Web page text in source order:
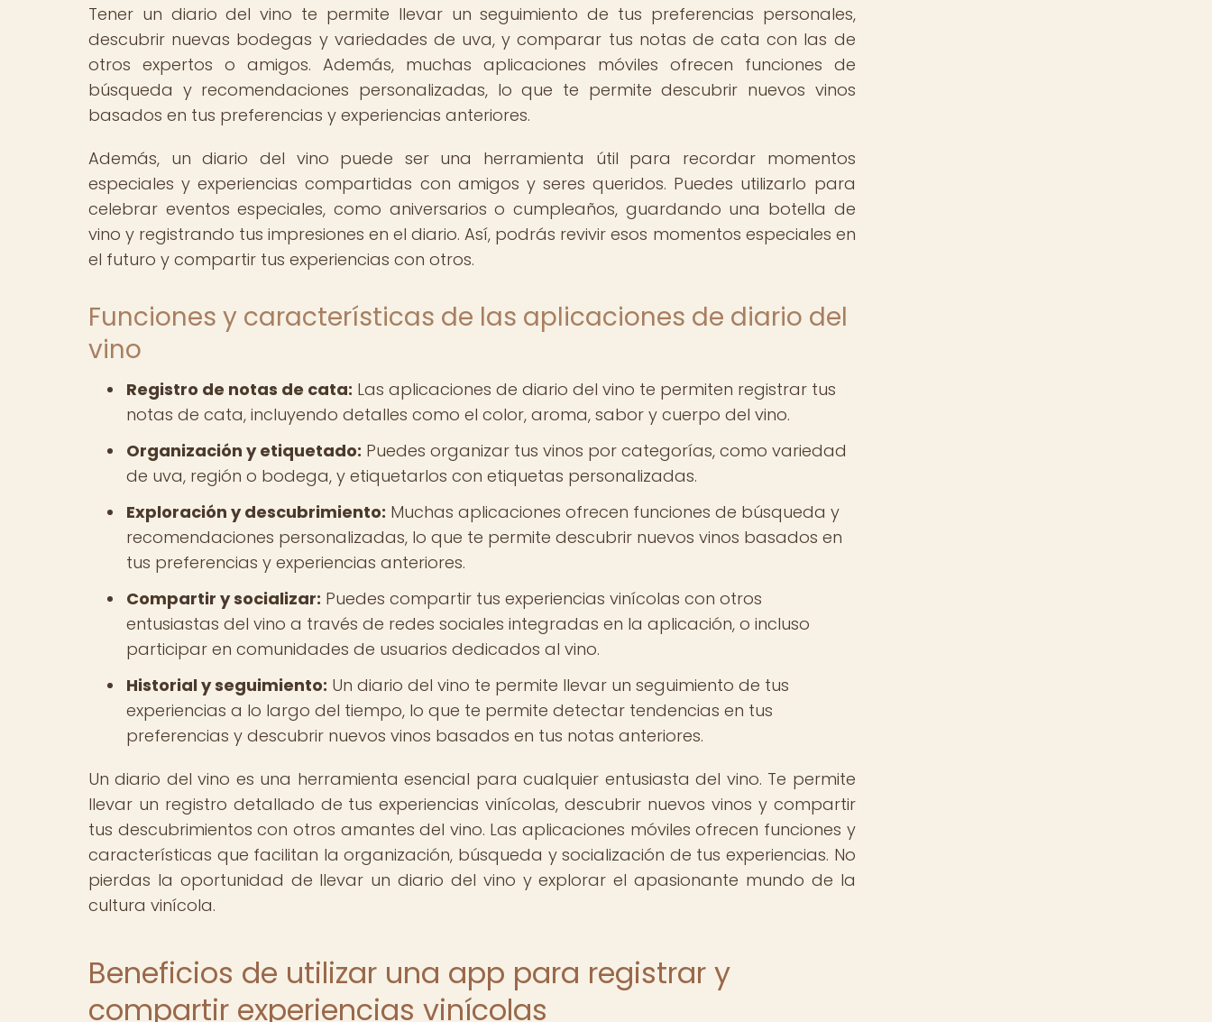
Tener un diario del vino te permite llevar un seguimiento de tus preferencias personales,
descubrir nuevas bodegas y variedades de uva, y comparar tus notas de cata con las de
otros expertos o amigos. Además, muchas aplicaciones móviles ofrecen funciones de
búsqueda y recomendaciones personalizadas, lo que te permite descubrir nuevos vinos
basados en tus preferencias y experiencias anteriores.
Además, un diario del vino puede ser una herramienta útil para recordar momentos
especiales y experiencias compartidas con amigos y seres queridos. Puedes utilizarlo para
celebrar eventos especiales, como aniversarios o cumpleaños, guardando una botella de
vino y registrando tus impresiones en el diario. Así, podrás revivir esos momentos especiales en
el futuro y compartir tus experiencias con otros.
Funciones y características de las aplicaciones de diario del
vino
Registro de notas de cata: Las aplicaciones de diario del vino te permiten registrar tus
notas de cata, incluyendo detalles como el color, aroma, sabor y cuerpo del vino.
Organización y etiquetado: Puedes organizar tus vinos por categorías, como variedad
de uva, región o bodega, y etiquetarlos con etiquetas personalizadas.
Exploración y descubrimiento: Muchas aplicaciones ofrecen funciones de búsqueda y
recomendaciones personalizadas, lo que te permite descubrir nuevos vinos basados en
tus preferencias y experiencias anteriores.
Compartir y socializar: Puedes compartir tus experiencias vinícolas con otros
entusiastas del vino a través de redes sociales integradas en la aplicación, o incluso
participar en comunidades de usuarios dedicados al vino.
Historial y seguimiento: Un diario del vino te permite llevar un seguimiento de tus
experiencias a lo largo del tiempo, lo que te permite detectar tendencias en tus
preferencias y descubrir nuevos vinos basados en tus notas anteriores.
Un diario del vino es una herramienta esencial para cualquier entusiasta del vino. Te permite
llevar un registro detallado de tus experiencias vinícolas, descubrir nuevos vinos y compartir
tus descubrimientos con otros amantes del vino. Las aplicaciones móviles ofrecen funciones y
características que facilitan la organización, búsqueda y socialización de tus experiencias. No
pierdas la oportunidad de llevar un diario del vino y explorar el apasionante mundo de la
cultura vinícola.
Beneficios de utilizar una app para registrar y
compartir experiencias vinícolas